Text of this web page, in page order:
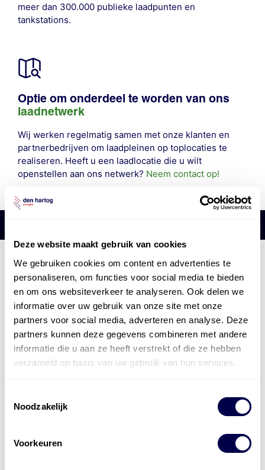
Deze website maakt gebruik van cookies
We gebruiken cookies om content en advertenties te
personaliseren, om functies voor social media te bieden
en om ons websiteverkeer te analyseren. Ook delen we
informatie over uw gebruik van onze site met onze
partners voor social media, adverteren en analyse. Deze
partners kunnen deze gegevens combineren met andere
informatie die u aan ze heeft verstrekt of die ze hebben
verzameld op basis van uw gebruik van hun services.
Noodzakelijk
Voorkeuren
meer dan 300.000 publieke laadpunten en
tankstations.
Optie om onderdeel te worden van ons
laadnetwerk
Wij werken regelmatig samen met onze klanten en
partnerbedrijven om laadpleinen op toplocaties te
realiseren. Heeft u een laadlocatie die u wilt
openstellen aan ons netwerk? Neem contact op!
Den Hartog Energies
bestaat uit vier divisies